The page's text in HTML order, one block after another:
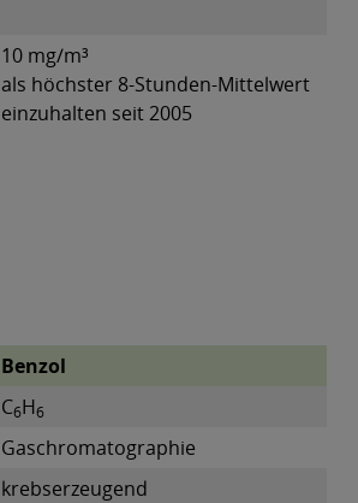
10 mg/m³
als höchster 8-Stunden-Mittelwert
einzuhalten seit 2005
Benzol
C6H6
Gaschromatographie
krebserzeugend